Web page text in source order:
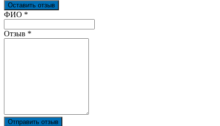
Оставить отзыв
Ваш отзыв был отправлен!
ФИО *
Отзыв *
Отправить отзыв